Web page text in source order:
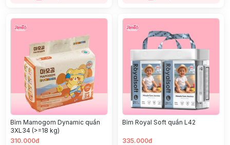
Bỉm Mamogom Dynamic quần
3XL34 (>=18 kg)
310.000đ
Bỉm Royal Soft quần L42
335.000đ